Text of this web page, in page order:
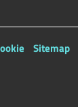
Sitemap